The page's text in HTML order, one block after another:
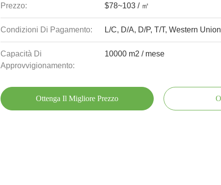
Prezzo: $78~103 / ㎡
Condizioni Di Pagamento: L/C, D/A, D/P, T/T, Western
Capacità Di
Approvvigionamento:
10000 m2 / mese
Ottenga Il Migliore Prezzo